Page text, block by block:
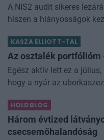
A NIS2 audit sikeres
hiszen a hiányosságok
határidővel lezárult a
KASZA ELLIOTT-TAL
Az osztalék portfólióm
Egész aktív lett ez a
hogy a nyár az
hogy alig gyűzzük enni, ny
HOLDBLOG
Három évtized
csecsemőhalandóság